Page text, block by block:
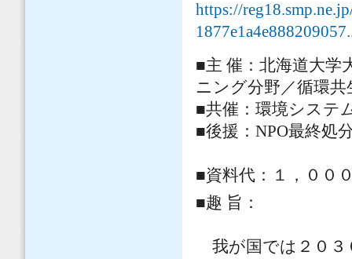
https://
■主 催：北海道大学
ニング分野／循環
■共催：環境システ
■後援：NPO最終処
■資料代：１，００
■趣 旨：
我が国では２０３